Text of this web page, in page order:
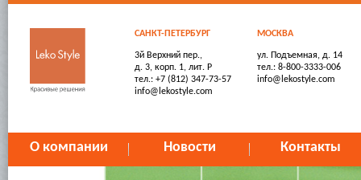
САНКТ-ПЕТЕРБУРГ
3й Верхний пер.,
д. 3, корп. 1, лит. Р
тел.: +7 (812) 347-73-57
info@lekostyle.com
МОСКВА
ул. Подъемная, д. 14
тел.: 8-800-3333-006
info@lekostyle.com
О компании Новости Контакты